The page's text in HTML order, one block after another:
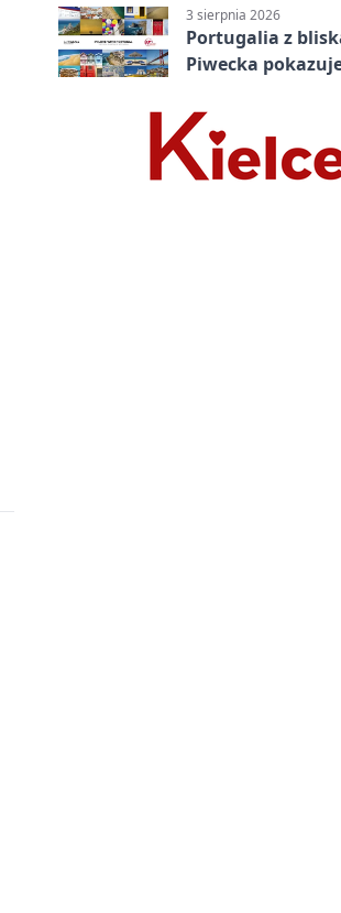
3 sierpnia 2026
Portugalia z
Piwecka